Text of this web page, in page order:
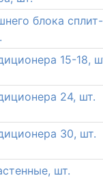
блока сплит-
15-18,
24, шт.
30, шт.
шт.